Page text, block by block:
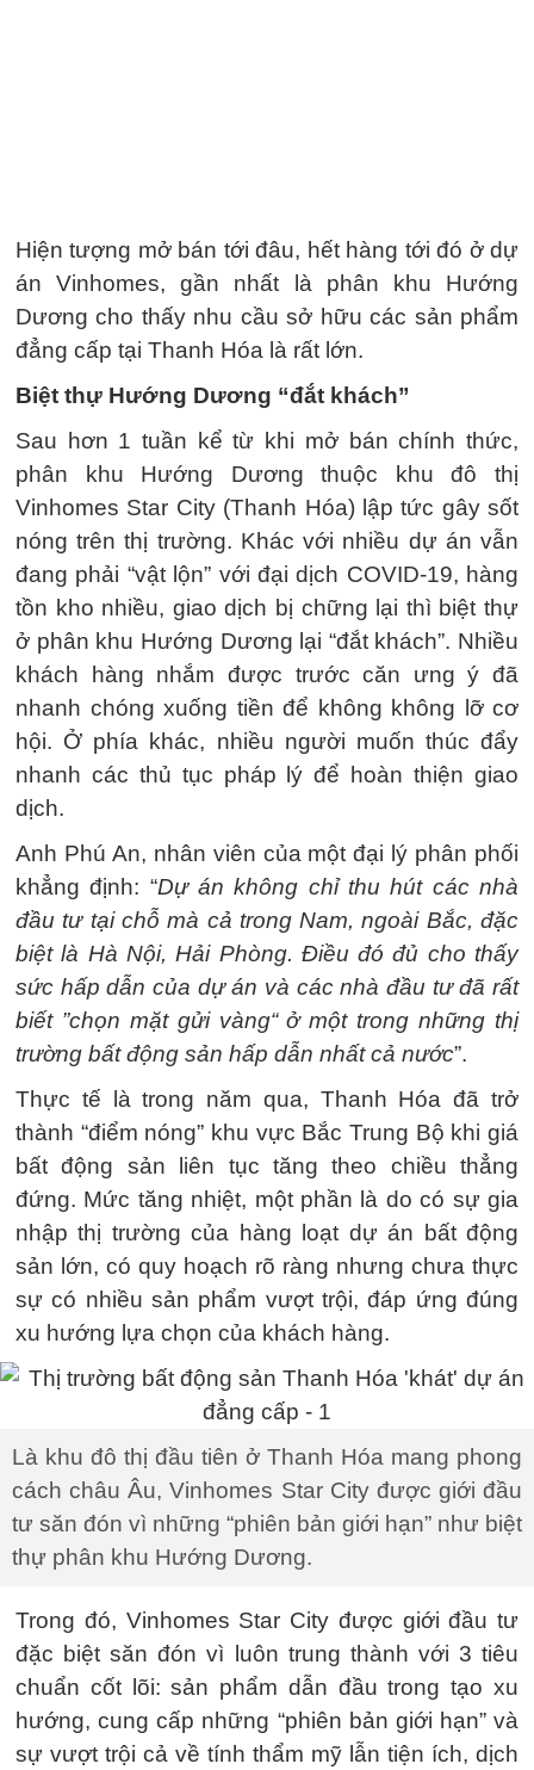
Hiện tượng mở bán tới đâu, hết hàng tới đó ở dự
án Vinhomes, gần nhất là phân khu Hướng
Dương cho thấy nhu cầu sở hữu các sản phẩm
đẳng cấp tại Thanh Hóa là rất lớn.
Biệt thự Hướng Dương “đắt khách”
Sau hơn 1 tuần kể từ khi mở bán chính thức,
phân khu Hướng Dương thuộc khu đô thị
Vinhomes Star City (Thanh Hóa) lập tức gây sốt
nóng trên thị trường. Khác với nhiều dự án vẫn
đang phải “vật lộn” với đại dịch COVID-19, hàng
tồn kho nhiều, giao dịch bị chững lại thì biệt thự
ở phân khu Hướng Dương lại “đắt khách”. Nhiều
khách hàng nhắm được trước căn ưng ý đã
nhanh chóng xuống tiền để không không lỡ cơ
hội. Ở phía khác, nhiều người muốn thúc đẩy
nhanh các thủ tục pháp lý để hoàn thiện giao
dịch.
Anh Phú An, nhân viên của một đại lý phân phối
khẳng định: “Dự án không chỉ thu hút các nhà
đầu tư tại chỗ mà cả trong Nam, ngoài Bắc, đặc
biệt là Hà Nội, Hải Phòng. Điều đó đủ cho thấy
sức hấp dẫn của dự án và các nhà đầu tư đã rất
biết ”chọn mặt gửi vàng“ ở một trong những thị
trường bất động sản hấp dẫn nhất cả nước”.
Thực tế là trong năm qua, Thanh Hóa đã trở
thành “điểm nóng” khu vực Bắc Trung Bộ khi giá
bất động sản liên tục tăng theo chiều thẳng
đứng. Mức tăng nhiệt, một phần là do có sự gia
nhập thị trường của hàng loạt dự án bất động
sản lớn, có quy hoạch rõ ràng nhưng chưa thực
sự có nhiều sản phẩm vượt trội, đáp ứng đúng
xu hướng lựa chọn của khách hàng.
Là khu đô thị đầu tiên ở Thanh Hóa mang phong
cách châu Âu, Vinhomes Star City được giới đầu
tư săn đón vì những “phiên bản giới hạn” như biệt
thự phân khu Hướng Dương.
Trong đó, Vinhomes Star City được giới đầu tư
đặc biệt săn đón vì luôn trung thành với 3 tiêu
chuẩn cốt lõi: sản phẩm dẫn đầu trong tạo xu
hướng, cung cấp những “phiên bản giới hạn” và
sự vượt trội cả về tính thẩm mỹ lẫn tiện ích, dịch